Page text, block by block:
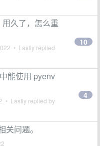
久了，怎么重
• Lastly replied
10
能使用 pyenv
• Lastly replied by
4
问题。